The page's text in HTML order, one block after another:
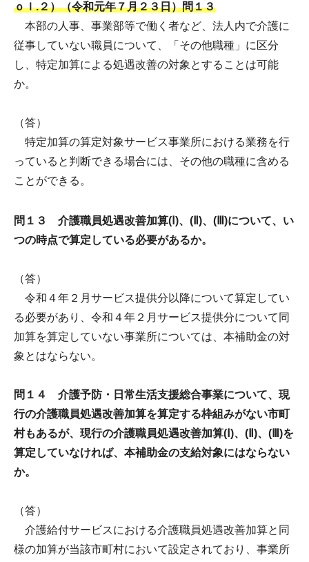
ｏｌ.２）（令和元年７月２３日）問１３
本部の人事、事業部等で働く者など、法人内で介護に
従事していない職員について、「その他職種」に区分
し、特定加算による処遇改善の対象とすることは可能
か。
（答）
特定加算の算定対象サービス事業所における業務を行
っていると判断できる場合には、その他の職種に含める
ことができる。
問１３ 介護職員処遇改善加算(Ⅰ)、(Ⅱ)、(Ⅲ)について、い
つの時点で算定している必要があるか。
（答）
令和４年２月サービス提供分以降について算定してい
る必要があり、令和４年２月サービス提供分について同
加算を算定していない事業所については、本補助金の対
象とはならない。
問１４ 介護予防・日常生活支援総合事業について、現
行の介護職員処遇改善加算を算定する枠組みがない市町
村もあるが、現行の介護職員処遇改善加算(Ⅰ)、(Ⅱ)、(Ⅲ)を
算定していなければ、本補助金の支給対象にはならない
か。
（答）
介護給付サービスにおける介護職員処遇改善加算と同
様の加算が当該市町村において設定されており、事業所